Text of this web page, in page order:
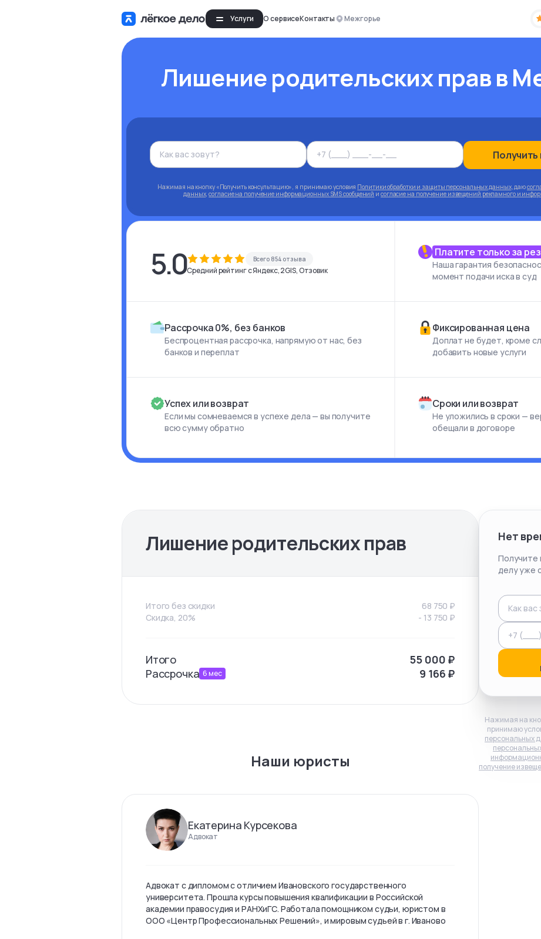
Услуги О сервисеКонтакты Межгорье
Лишение родительских правв
Нажимая на кнопку «Получить консультацию», я принимаю условия Политики обработки и защиты персональных данных, даю
данных,согласие на получение информационных SMS сообщений и согласие на получение извещений рекламного и
5.0 Всего 854 отзыва
Средний рейтинг с Яндекс, 2GIS, Отзовик
Платите только за
Наша гарантия
момент подачи иска в суд
Рассрочка 0%, без банков
Беспроцентная рассрочка, напрямую от нас, без
банков и переплат
Фиксированная цена
Доплат не будет, кроме
добавить новые услуги
Успех или возврат
Если мы сомневаемся в успехе дела — вы получите
всю сумму обратно
Сроки или возврат
Не уложились в сроки —
обещали в договоре
Лишение родительских прав
Итого без скидки 68 750 ₽
Скидка, 20%
- 13 750 ₽
Итого 55 000 ₽
Рассрочка 6мес 9 166 ₽
Наши юристы
Екатерина Курсекова
Адвокат
Адвокат с дипломом с отличием Ивановского государственного
университета. Прошла курсы повышения квалификации в Российской
академии правосудия и РАНХиГС. Работала помощником судьи, юристом в
ООО «Центр Профессиональных Решений», и мировым судьей в г. Иваново
Нет
Получите
делу уже
Нажимая на
принимаю
персональных
получение